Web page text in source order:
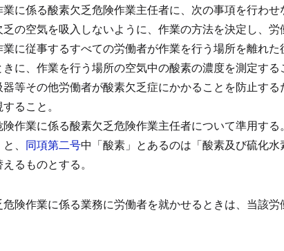
に係る酸素欠乏危険作業主任者に、次の事項を行わせ
の空気を吸入しないように、作業の方法を決定し、労
に従事するすべての労働者が作業を行う場所を離れ
に、作業を行う場所の空気中の酸素の濃度を測定する
等その他労働者が酸素欠乏症にかかることを防止する
ること。
作業に係る酸素欠乏危険作業主任者について準用する。
、 同項第二号中「酸素」とあるのは「酸素及び硫化水
るものとする。
険作業に係る業務に労働者を就かせるときは、当該